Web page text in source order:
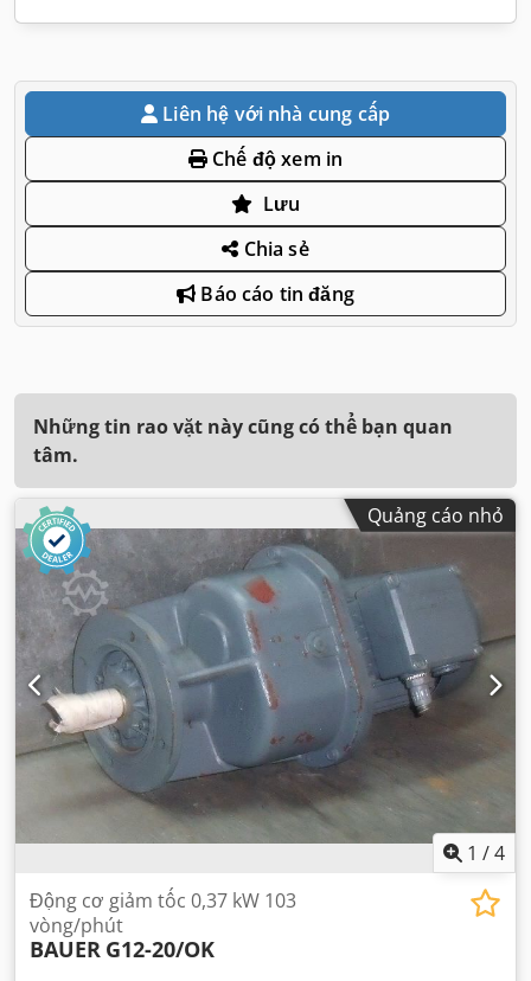
Liên hệ với nhà cung cấp
Chế độ xem in
Lưu
Chia sẻ
Báo cáo tin đăng
Những tin rao vặt này cũng có thể bạn quan
tâm.
Quảng cáo nhỏ
1 /4
Động cơ giảm tốc 0,37 kW 103
vòng/phút
BAUER G12-20/OK